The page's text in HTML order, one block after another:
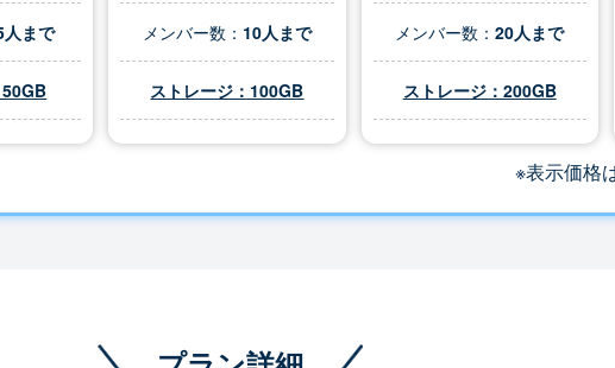
人まで メンバー数： 10人まで
ストレージ：100GB
メンバー数：20人まで
ストレージ：200GB
※表示価格